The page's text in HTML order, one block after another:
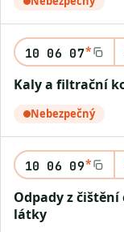
10 06 07*
Kaly a filtrační
Nebezpečný
10 06 09*
Odpady z čištění chladicí vody obsahující ropné
látky